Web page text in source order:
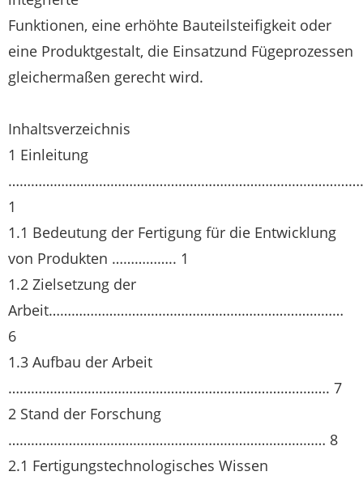
Funktionen, eine erhöhte Bauteilsteifigkeit oder
eine Produktgestalt, die Einsatzund Fügeprozessen
gleichermaßen gerecht wird.
Inhaltsverzeichnis
1 Einleitung
1
1.1 Bedeutung der Fertigung für die Entwicklung
von Produkten …………….. 1
1.2 Zielsetzung der
Arbeit……………………………………………………………………
6
1.3 Aufbau der Arbeit
…………………………………………………………………………. 7
2 Stand der Forschung
………………………………………………………………………… 8
2.1 Fertigungstechnologisches Wissen